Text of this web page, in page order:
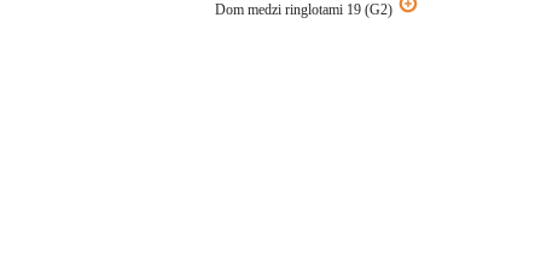
Dom medzi ringlotami 19 (G2)